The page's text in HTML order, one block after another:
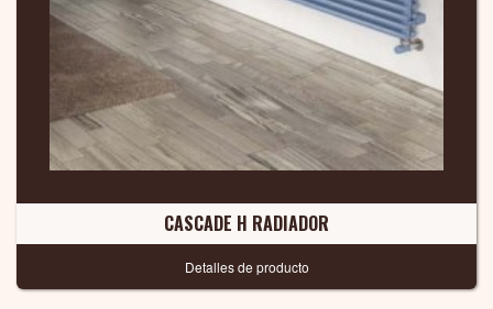
CASCADE H RADIADOR
Detalles de producto